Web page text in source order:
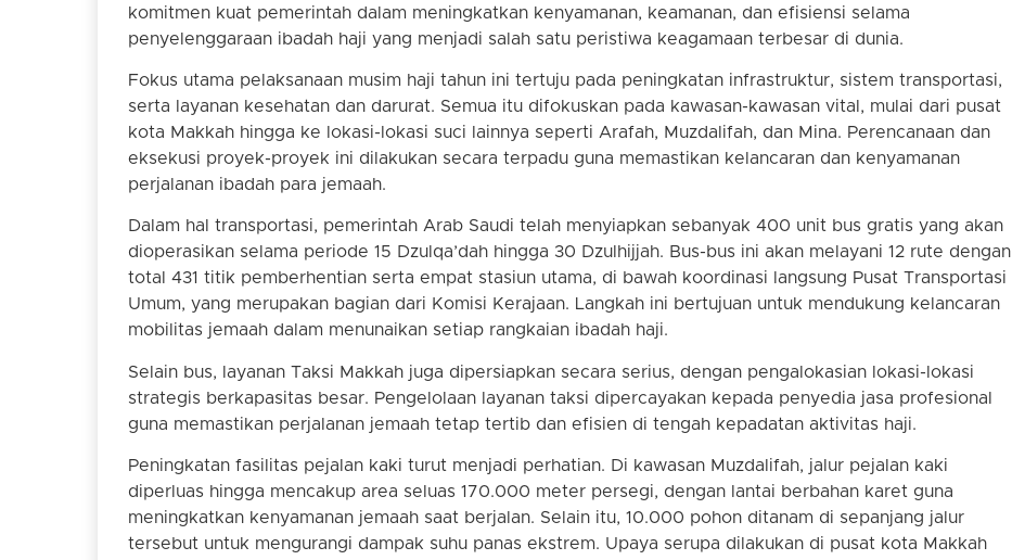
komitmen kuat pemerintah dalam meningkatkan kenyamanan, keamanan, dan efisiensi selama
penyelenggaraan ibadah haji yang menjadi salah satu peristiwa keagamaan terbesar di dunia.
Fokus utama pelaksanaan musim haji tahun ini tertuju pada peningkatan infrastruktur, sistem transportasi,
serta layanan kesehatan dan darurat. Semua itu difokuskan pada kawasan-kawasan vital, mulai dari pusat
kota Makkah hingga ke lokasi-lokasi suci lainnya seperti Arafah, Muzdalifah, dan Mina. Perencanaan dan
eksekusi proyek-proyek ini dilakukan secara terpadu guna memastikan kelancaran dan kenyamanan
perjalanan ibadah para jemaah.
Dalam hal transportasi, pemerintah Arab Saudi telah menyiapkan sebanyak 400 unit bus gratis yang akan
dioperasikan selama periode 15 Dzulqa’dah hingga 30 Dzulhijjah. Bus-bus ini akan melayani 12 rute dengan
total 431 titik pemberhentian serta empat stasiun utama, di bawah koordinasi langsung Pusat Transportasi
Umum, yang merupakan bagian dari Komisi Kerajaan. Langkah ini bertujuan untuk mendukung kelancaran
mobilitas jemaah dalam menunaikan setiap rangkaian ibadah haji.
Selain bus, layanan Taksi Makkah juga dipersiapkan secara serius, dengan pengalokasian lokasi-lokasi
strategis berkapasitas besar. Pengelolaan layanan taksi dipercayakan kepada penyedia jasa profesional
guna memastikan perjalanan jemaah tetap tertib dan efisien di tengah kepadatan aktivitas haji.
Peningkatan fasilitas pejalan kaki turut menjadi perhatian. Di kawasan Muzdalifah, jalur pejalan kaki
diperluas hingga mencakup area seluas 170.000 meter persegi, dengan lantai berbahan karet guna
meningkatkan kenyamanan jemaah saat berjalan. Selain itu, 10.000 pohon ditanam di sepanjang jalur
tersebut untuk mengurangi dampak suhu panas ekstrem. Upaya serupa dilakukan di pusat kota Makkah